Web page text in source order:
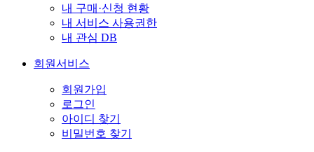
내 구매·신청 현황
내 서비스 사용권한
내 관심 DB
회원서비스
회원가입
로그인
아이디 찾기
비밀번호 찾기